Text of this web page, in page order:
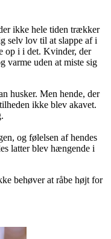
ikke hele tiden trækker
selv lov til at slappe af i
op i i det. Kvinder, der
varme uden at miste sig
husker. Men hende, der
ikke blev akavet.
og følelsen af hendes
latter blev hængende i
behøver at råbe højt for